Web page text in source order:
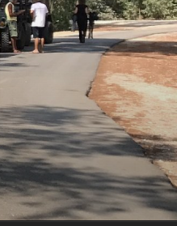
דילוג
לתוכן